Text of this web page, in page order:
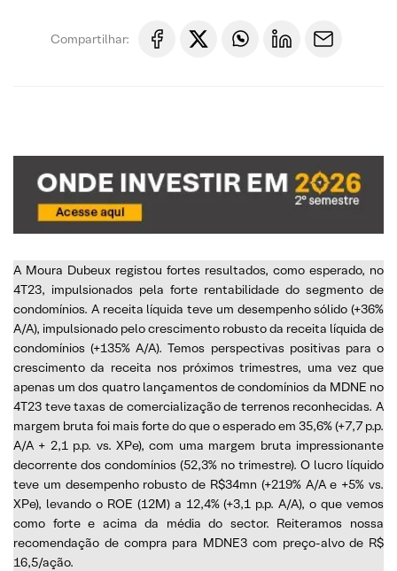
Compartilhar:
A Moura Dubeux registou fortes resultados, como esperado, no
4T23, impulsionados pela forte rentabilidade do segmento de
condomínios. A receita líquida teve um desempenho sólido (+36%
A/A), impulsionado pelo crescimento robusto da receita líquida de
condomínios (+135% A/A). Temos perspectivas positivas para o
crescimento da receita nos próximos trimestres, uma vez que
apenas um dos quatro lançamentos de condomínios da MDNE no
4T23 teve taxas de comercialização de terrenos reconhecidas. A
margem bruta foi mais forte do que o esperado em 35,6% (+7,7 p.p.
A/A + 2,1 p.p. vs. XPe), com uma margem bruta impressionante
decorrente dos condomínios (52,3% no trimestre). O lucro líquido
teve um desempenho robusto de R$34mn (+219% A/A e +5% vs.
XPe), levando o ROE (12M) a 12,4% (+3,1 p.p. A/A), o que vemos
como forte e acima da média do sector. Reiteramos nossa
recomendação de compra para MDNE3 com preço-alvo de R$
16,5/ação.